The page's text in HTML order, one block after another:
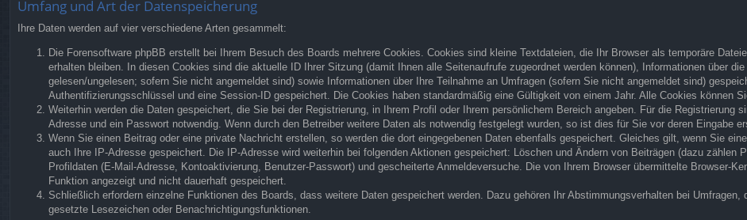
Umfang und Art der Datenspeicherung
Ihre Daten werden auf vier verschiedene Arten gesammelt:
Die Forensoftware phpBB erstellt bei Ihrem Besuch des Boards mehrere Cookies. Cookies sind kleine Textdateien, die Ihr Browser als temporäre
erhalten bleiben. In diesen Cookies sind die aktuelle ID Ihrer Sitzung (damit Ihnen alle Seitenaufrufe zugeordnet werden können), Informationen über
gelesen/ungelesen; sofern Sie nicht angemeldet sind) sowie Informationen über Ihre Teilnahme an Umfragen (sofern Sie nicht angemeldet sind)
Authentifizierungsschlüssel und eine Session-ID gespeichert. Die Cookies haben standardmäßig eine Gültigkeit von einem Jahr. Alle Cookies können
Weiterhin werden die Daten gespeichert, die Sie bei der Registrierung, in Ihrem Profil oder Ihrem persönlichem Bereich angeben. Für die Registrierung
Adresse und ein Passwort notwendig. Wenn durch den Betreiber weitere Daten als notwendig festgelegt wurden, so ist dies für Sie vor deren Eingabe
Wenn Sie einen Beitrag oder eine private Nachricht erstellen, so werden die dort eingegebenen Daten ebenfalls gespeichert. Gleiches gilt, wenn Sie
auch Ihre IP-Adresse gespeichert. Die IP-Adresse wird weiterhin bei folgenden Aktionen gespeichert: Löschen und Ändern von Beiträgen (dazu zählen
Profildaten (E-Mail-Adresse, Kontoaktivierung, Benutzer-Passwort) und gescheiterte Anmeldeversuche. Die von Ihrem Browser übermittelte Browser-
Funktion angezeigt und nicht dauerhaft gespeichert.
Schließlich erfordern einzelne Funktionen des Boards, dass weitere Daten gespeichert werden. Dazu gehören Ihr Abstimmungsverhalten bei
gesetzte Lesezeichen oder Benachrichtigungsfunktionen.